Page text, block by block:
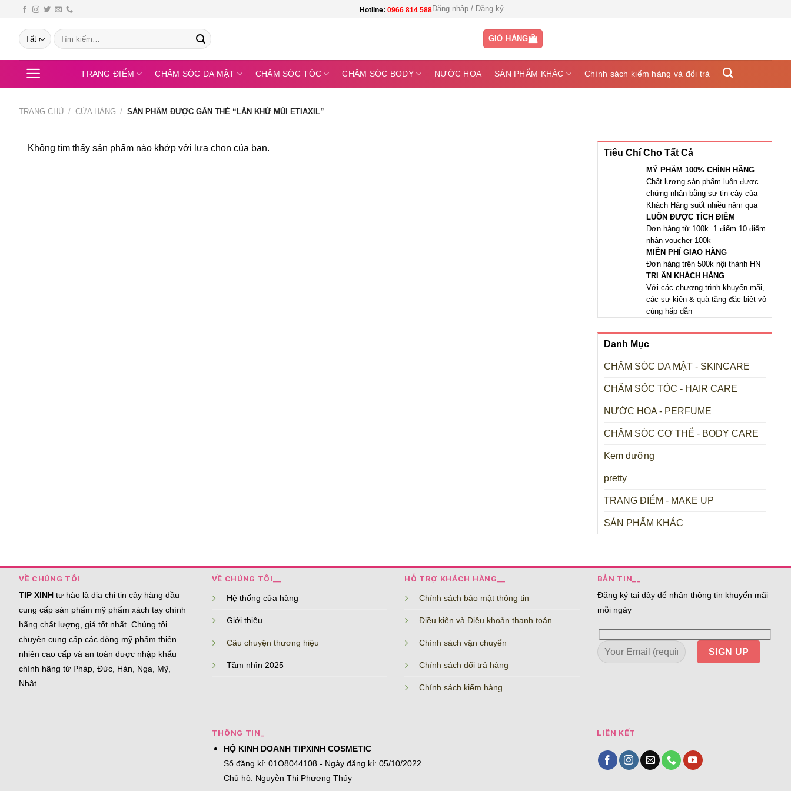
Hotline: 0966 814 588Đăng nhập / Đăng ký
Tìm
kiếm:
GIỎ HÀNG
TRANG ĐIỂM CHĂM SÓC DA MẶT CHĂM SÓC TÓC CHĂM SÓC BODY NƯỚC HOA SẢN PHẨM KHÁC Chính sách kiểm hàng và đổi trả
TRANG CHỦ / CỬA HÀNG / SẢN PHẨM ĐƯỢC GẮN THẺ “LĂN KHỬ MÙI ETIAXIL”
Không tìm thấy sản phẩm nào khớp với lựa chọn của bạn. Tiêu Chí Cho Tất Cả
MỸ PHẨM 100% CHÍNH HÃNG
Chất lượng sản phẩm luôn được
chứng nhận bằng sự tin cậy của
Khách Hàng suốt nhiều năm qua
LUÔN ĐƯỢC TÍCH ĐIỂM
Đơn hàng từ 100k=1 điểm 10 điểm
nhận voucher 100k
MIỄN PHÍ GIAO HÀNG
Đơn hàng trên 500k nội thành HN
TRI ÂN KHÁCH HÀNG
Với các chương trình khuyến mãi,
các sự kiện & quà tặng đặc biệt vô
cùng hấp dẫn
Danh Mục
CHĂM SÓC DA MẶT - SKINCARE
CHĂM SÓC TÓC - HAIR CARE
NƯỚC HOA - PERFUME
CHĂM SÓC CƠ THỂ - BODY CARE
Kem dưỡng
pretty
TRANG ĐIỂM - MAKE UP
SẢN PHẨM KHÁC
VỀ CHÚNG TÔI
TIP XINH tự hào là địa chỉ tin cậy hàng đầu
cung cấp sản phẩm mỹ phẩm xách tay chính
hãng chất lượng, giá tốt nhất. Chúng tôi
chuyên cung cấp các dòng mỹ phẩm thiên
nhiên cao cấp và an toàn được nhập khẩu
chính hãng từ Pháp, Đức, Hàn, Nga, Mỹ,
Nhật..............
VỀ CHÚNG TÔI__
Hệ thống cửa hàng
Giới thiệu
Câu chuyện thương hiệu
Tầm nhìn 2025
HỖ TRỢ KHÁCH HÀNG__
Chính sách bảo mật thông tin
Điều kiện và Điều khoản thanh toán
Chính sách vận chuyển
Chính sách đổi trả hàng
Chính sách kiểm hàng
BẢN TIN__
Đăng ký tại đây để nhận thông tin khuyến mãi
mỗi ngày
THÔNG TIN_
HỘ KINH DOANH TIPXINH COSMETIC
Số đăng kí: 01O8044108 - Ngày đăng kí: 05/10/2022
Chủ hộ: Nguyễn Thi Phương Thúy
LIÊN KẾT